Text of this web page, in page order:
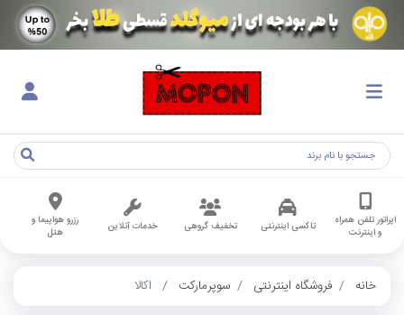
اپراتور تلفن همراه
و اینترنت
تاکسی اینترنتی تخفیف گروهی خدمات آنلاین
رزرو هواپیما و
هتل
خانه فروشگاه اینترنتی سوپرمارکت اکالا